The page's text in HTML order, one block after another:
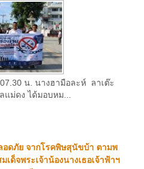
น. นางฮามือละห์ ลาเต๊ะ
ม่ดง ได้มอบหม...
ดภัย จากโรคพิษสุนัขบ้า ตามพ
ด็จพระเจ้าน้องนางเธอเจ้าฟ้าฯ